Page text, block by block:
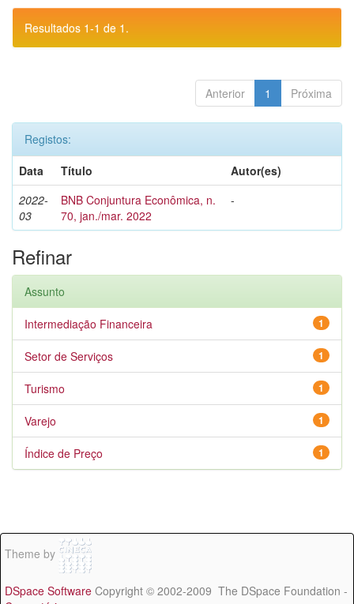
Resultados 1-1 de 1.
Anterior 1 Próxima
Registos:
Data
Título
Autor(es)
2022-
03
BNB Conjuntura Econômica, n.
70, jan./mar. 2022
-
Refinar
Assunto
1
Intermediação Financeira
1
Setor de Serviços
1
Turismo
1
Varejo
1
Índice de Preço
Theme by
DSpace Software Copyright © 2002-2009 The DSpace Foundation -